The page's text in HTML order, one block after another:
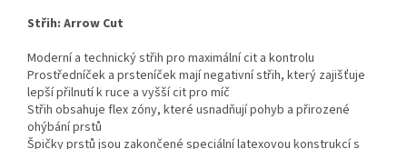
Střih: Arrow Cut
Moderní a technický střih pro maximální cit a kontrolu
Prostředníček a prsteníček mají negativní střih, který zajišťuje
lepší přilnutí k ruce a vyšší cit pro míč
Střih obsahuje flex zóny, které usnadňují pohyb a přirozené
ohýbání prstů
Špičky prstů jsou zakončené speciální latexovou konstrukcí s